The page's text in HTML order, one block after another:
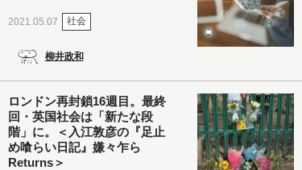
2021.05.07 社会
柳井政和
ロンドン再封鎖16週目。最終
回・英国社会は「新たな段
階」に。＜入江敦彦の『足止
め喰らい日記』嫌々乍ら
Returns＞